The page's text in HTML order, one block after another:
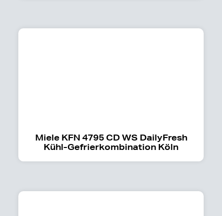
Miele KFN 4795 CD WS DailyFresh
Kühl-Gefrierkombination Köln